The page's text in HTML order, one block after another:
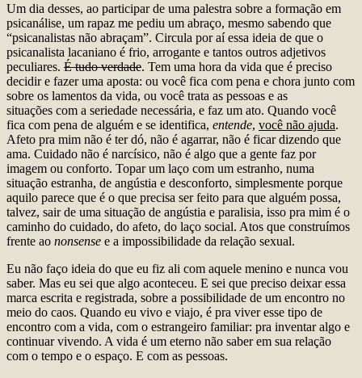
Um dia desses, ao participar de uma palestra sobre a formação em
psicanálise, um rapaz me pediu um abraço, mesmo sabendo que
“psicanalistas não abraçam”. Circula por aí essa ideia de que o
psicanalista lacaniano é frio, arrogante e tantos outros adjetivos
peculiares. É tudo verdade. Tem uma hora da vida que é preciso
decidir e fazer uma aposta: ou você fica com pena e chora junto com
sobre os lamentos da vida, ou você trata as pessoas e as
situações com a seriedade necessária, e faz um ato. Quando você
fica com pena de alguém e se identifica, entende, você não ajuda.
Afeto pra mim não é ter dó, não é agarrar, não é ficar dizendo que
ama. Cuidado não é narcísico, não é algo que a gente faz por
imagem ou conforto. Topar um laço com um estranho, numa
situação estranha, de angústia e desconforto, simplesmente porque
aquilo parece que é o que precisa ser feito para que alguém possa,
talvez, sair de uma situação de angústia e paralisia, isso pra mim é o
caminho do cuidado, do afeto, do laço social. Atos que construímos
frente ao nonsense e a impossibilidade da relação sexual.
Eu não faço ideia do que eu fiz ali com aquele menino e nunca vou
saber. Mas eu sei que algo aconteceu. E sei que preciso deixar essa
marca escrita e registrada, sobre a possibilidade de um encontro no
meio do caos. Quando eu vivo e viajo, é pra viver esse tipo de
encontro com a vida, com o estrangeiro familiar: pra inventar algo e
continuar vivendo. A vida é um eterno não saber em sua relação
com o tempo e o espaço. E com as pessoas.